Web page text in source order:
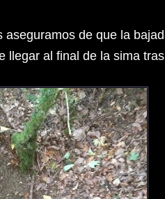
de que la
al final de la sima